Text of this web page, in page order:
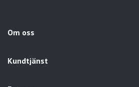
Om oss
Kundtjänst